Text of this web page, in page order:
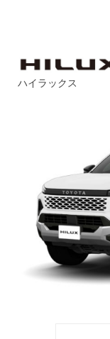
ハイラックス